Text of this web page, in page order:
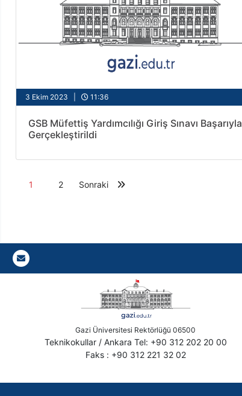
3 Ekim 2023 | 11:36
GSB Müfettiş Yardımcılığı Giriş Sınavı Başarıyla
Gerçekleştirildi
1 2 Sonraki
Gazi E-Mail
Gazi Üniversitesi Rektörlüğü 06500
Teknikokullar / Ankara Tel: +90 312 202 20 00
Faks : +90 312 221 32 02